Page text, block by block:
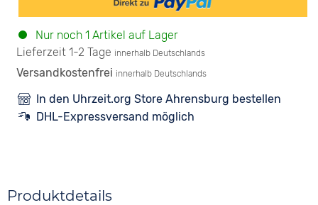
Nur noch 1 Artikel auf Lager
Lieferzeit 1-2 Tage innerhalb Deutschlands
Versandkostenfrei innerhalb Deutschlands
In den Uhrzeit.org Store Ahrensburg bestellen
DHL-Expressversand möglich
Produktdetails